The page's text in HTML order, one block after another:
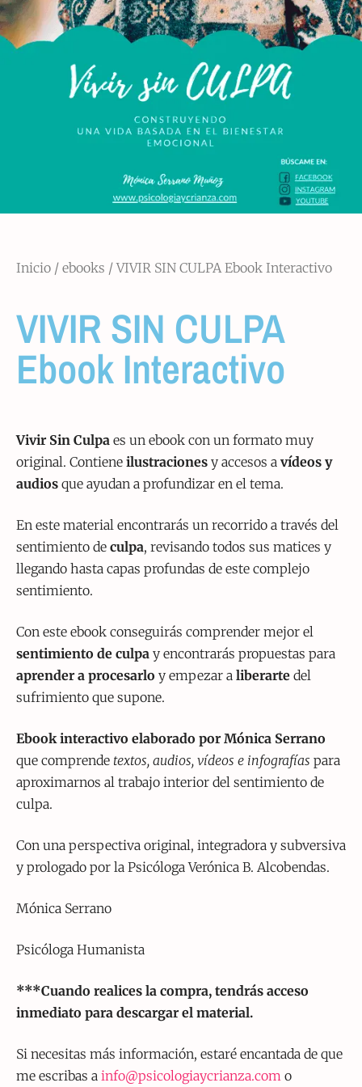
Inicio / ebooks / VIVIR SIN CULPA Ebook Interactivo
VIVIR SIN CULPA
Ebook Interactivo
Vivir Sin Culpa es un ebook con un formato muy
original. Contiene ilustraciones y accesos a vídeos y
audios que ayudan a profundizar en el tema.
En este material encontrarás un recorrido a través del
sentimiento de culpa, revisando todos sus matices y
llegando hasta capas profundas de este complejo
sentimiento.
Con este ebook conseguirás comprender mejor el
sentimiento de culpa y encontrarás propuestas para
aprender a procesarlo y empezar a liberarte del
sufrimiento que supone.
Ebook interactivo elaborado por Mónica Serrano
que comprende textos, audios, vídeos e infografías para
aproximarnos al trabajo interior del sentimiento de
culpa.
Con una perspectiva original, integradora y subversiva
y prologado por la Psicóloga Verónica B. Alcobendas.
Mónica Serrano
Psicóloga Humanista
***Cuando realices la compra, tendrás acceso
inmediato para descargar el material.
Si necesitas más información, estaré encantada de que
me escribas a info@psicologiaycrianza.com o